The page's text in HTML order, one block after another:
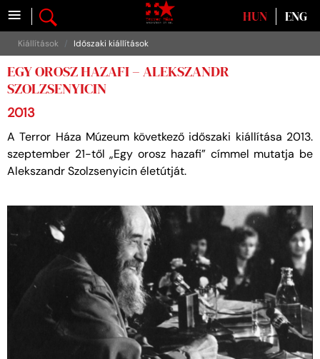
≡ Válasszon nyelvet
HUN ENG
Kiállítások Időszaki kiállítások
EGY OROSZ HAZAFI – ALEKSZANDR
SZOLZSENYICIN
2013
A Terror Háza Múzeum következő időszaki kiállítása 2013.
szeptember 21-től „Egy orosz hazafi” címmel mutatja be
Alekszandr Szolzsenyicin életútját.